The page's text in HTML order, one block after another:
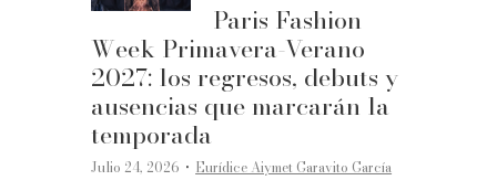
Paris Fashion
Week Primavera-Verano
2027: los regresos, debuts y
ausencias que marcarán la
temporada
Julio 24, 2026 ·Eurídice Aiymet Garavito García